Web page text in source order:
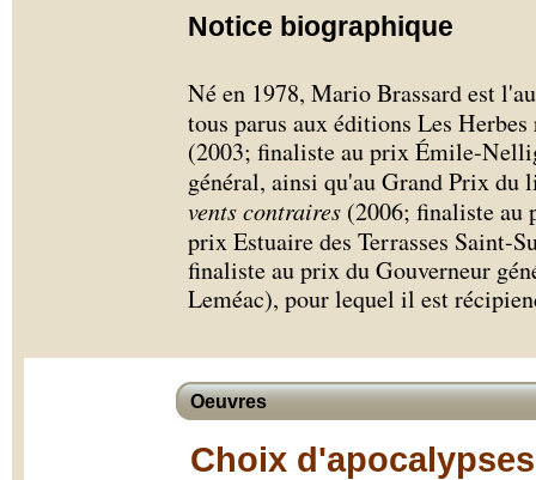
Notice biographique
Né en 1978, Mario Brassard est
tous parus aux éditions Les
(2003; finaliste au prix Émile-
général, ainsi qu'au Grand Prix
vents contraires (2006; finaliste au
prix Estuaire des Terrasses Saint-
finaliste au prix du Gouverneur
Leméac), pour lequel il est
Oeuvres
Choix